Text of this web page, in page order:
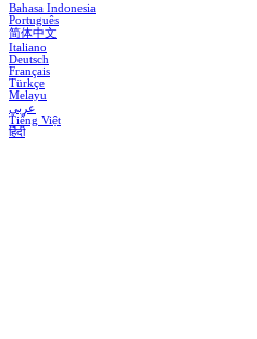
Bahasa Indonesia
Português
简体中文
Italiano
Deutsch
Français
Türkçe
Melayu
عربي
Tiếng Việt
हिंदी